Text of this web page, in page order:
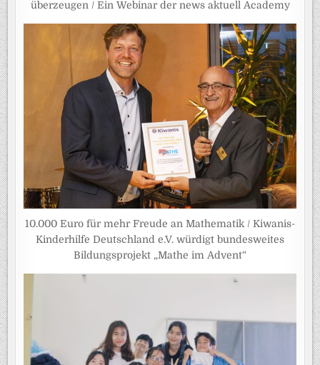
überzeugen / Ein Webinar der news aktuell Academy
10.000 Euro für mehr Freude an Mathematik / Kiwanis-
Kinderhilfe Deutschland e.V. würdigt bundesweites
Bildungsprojekt „Mathe im Advent“